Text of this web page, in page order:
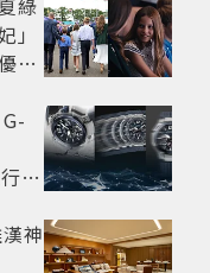
綠
」
雅
表
神